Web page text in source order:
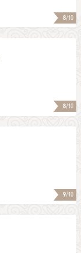
8/10
8/10
9/10